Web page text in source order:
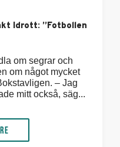
Idrott: ”Fotbollen
om segrar och
om något mycket
– Jag
mitt också, säg...